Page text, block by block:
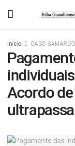
Início CASO SAMARCO
Acordo